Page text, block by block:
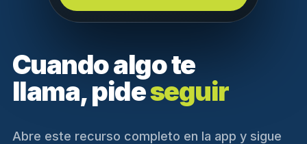
Cuando algo te
llama, pideseguir
Abre este recurso completo en la app y sigue